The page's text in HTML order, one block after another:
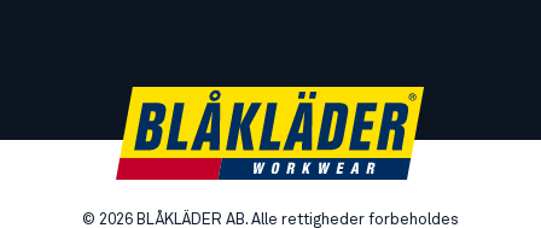
© 2026 BLÅKLÄDER AB. Alle rettigheder forbeholdes